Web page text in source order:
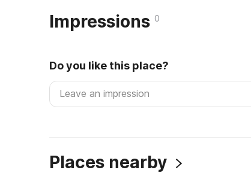
Impressions 0
Do you like this place?
Places nearby